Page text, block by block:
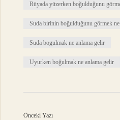
Rüyada yüzerken boğulduğunu
Suda birinin boğulduğunu görmek
Suda bogulmak ne anlama gelir
Uyurken boğulmak ne anlama gelir
Önceki Yazı